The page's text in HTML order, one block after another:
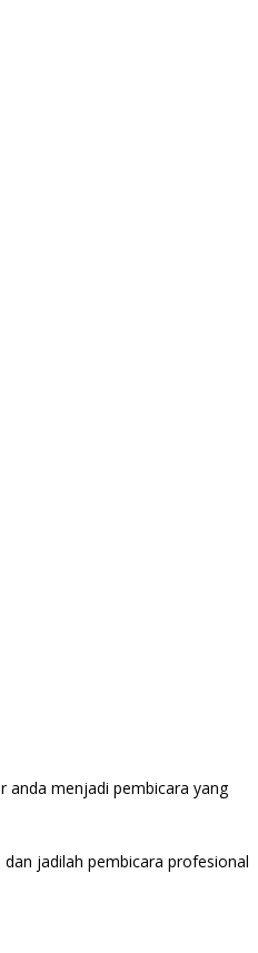
anda menjadi pembicara yang
jadilah pembicara profesional